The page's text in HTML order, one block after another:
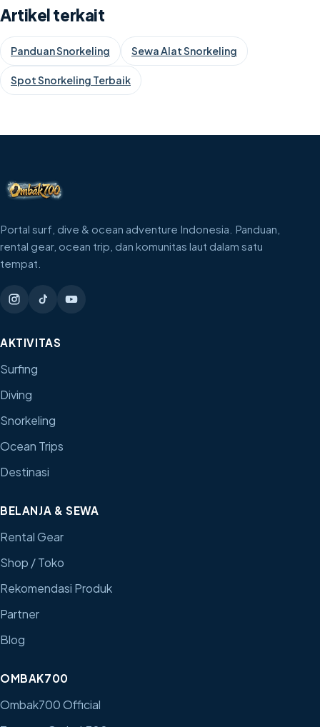
Artikel terkait
Panduan Snorkeling Sewa Alat Snorkeling
Spot Snorkeling Terbaik
Portal surf, dive & ocean adventure Indonesia. Panduan,
rental gear, ocean trip, dan komunitas laut dalam satu
tempat.
AKTIVITAS
Surfing
Diving
Snorkeling
Ocean Trips
Destinasi
BELANJA & SEWA
Rental Gear
Shop / Toko
Rekomendasi Produk
Partner
Blog
OMBAK700
Ombak700 Official